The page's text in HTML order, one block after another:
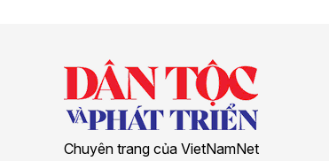
Chuyên trang của VietNamNet